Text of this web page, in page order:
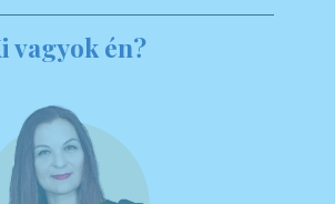
vagyok én?